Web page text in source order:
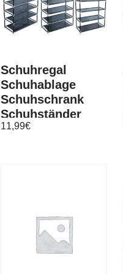
Schuhregal
Schuhablage
Schuhschrank
Schuhständer
Regalsystem
11,99€